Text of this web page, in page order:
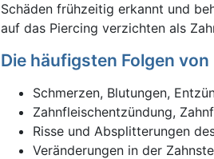
Schäden frühzeitig erkannt und
auf das Piercing verzichten als
Die häufigsten Folgen
Schmerzen, Blutungen,
Zahnfleischentzündung,
Risse und Absplitterungen
Veränderungen in der